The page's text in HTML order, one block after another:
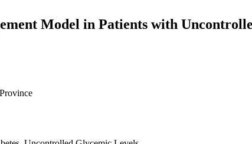
Model in Patients with